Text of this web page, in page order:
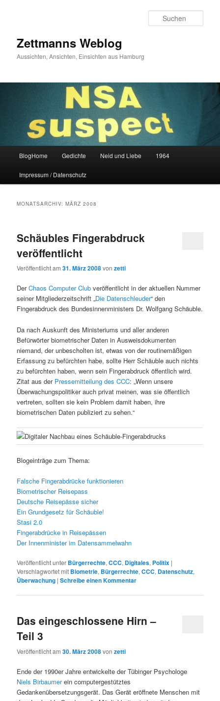
Zettmanns Weblog
Aussichten, Ansichten, Einsichten aus Hamburg
BlogHome Gedichte Neid und Liebe 1964
Impressum / Datenschutz
MONATSARCHIV:MÄRZ 2008
Schäubles Fingerabdruck
veröffentlicht
Veröffentlicht am31. März 2008vonzetti
DerChaos Computer Club veröffentlicht in der aktuellen Nummer
seiner Mitgliederzeitschrift „Die Datenschleuder“ den
Fingerabdruck des Bundesinnenministers Dr. Wolfgang Schäuble.
Da nach Auskunft des Ministeriums und aller anderen
Befürwörter biometrischer Daten in Ausweisdokumenten
niemand, der unbescholten ist, etwas von der routinemäßigen
Erfassung zu befürchten habe, sollte Herr Schäuble auch nichts
zu befürchten haben, wenn sein Fingerabdruck öffentlich wird.
Zitat aus der Pressemitteilung des CCC: „Wenn unsere
Überwachungspolitiker auch privat meinen, was sie öffentlich
vertreten, sollten sie kein Problem damit haben, ihre
biometrischen Daten publiziert zu sehen.“
Blogeinträge zum Thema:
Falsche Fingerabdrücke funktionieren
Biometrischer Reisepass
Deutsche Reisepässe sicher
Ein Grundgesetz für Schäuble!
Stasi 2.0
Fingerabdrücke in Reisepässen
Der Innenminister im Datensammelwahn
Veröffentlicht unter Bürgerrechte,CCC, Digitales, Politix |
Verschlagwortet mit Biometrie, Bürgerrechte,CCC, Datenschutz,
Überwachung |Schreibe einen Kommentar
Das eingeschlossene Hirn –
Teil 3
Veröffentlicht am30. März 2008vonzetti
Ende der 1990er Jahre entwickelte der Tübinger Psychologe
Niels Birbaumerein computergestütztes
Gedankenübersetzungsgerät. Das Gerät eröffnete Menschen mit